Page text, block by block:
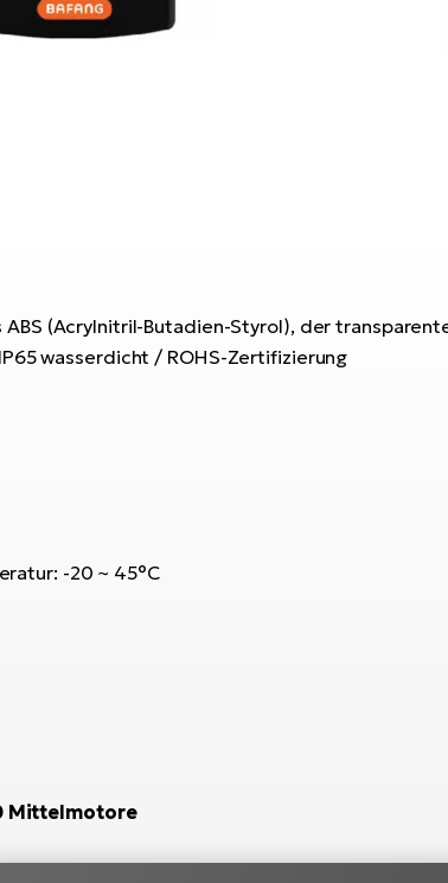
ABS (Acrylnitril-Butadien-Styrol), der
wasserdicht / ROHS-Zertifizierung
-20 ~ 45°C
Mittelmotore